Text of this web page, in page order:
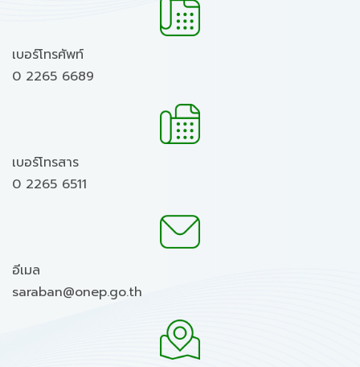
เบอร์โทรศัพท์
0 2265 6689
เบอร์โทรสาร
0 2265 6511
อีเมล
saraban@onep.go.th